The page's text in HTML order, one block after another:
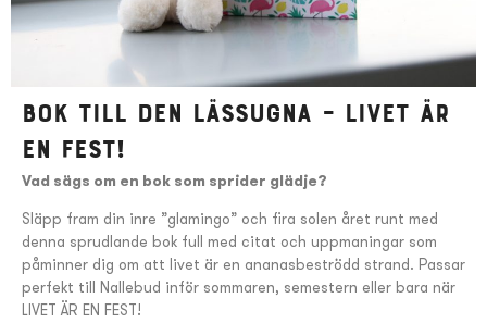
Bok till den lässugna – Livet är
en fest!
Vad sägs om en bok som sprider glädje?
Släpp fram din inre ”glamingo” och fira solen året runt med
denna sprudlande bok full med citat och uppmaningar som
påminner dig om att livet är en ananasbeströdd strand. Passar
perfekt till Nallebud inför sommaren, semestern eller bara när
LIVET ÄR EN FEST!